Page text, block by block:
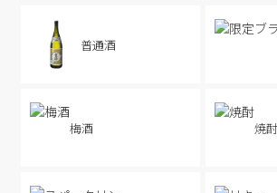
普通酒
梅酒 焼酎